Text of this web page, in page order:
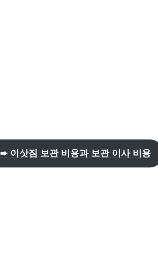
➨ 이삿짐 보관 비용과 보관 이사 비용